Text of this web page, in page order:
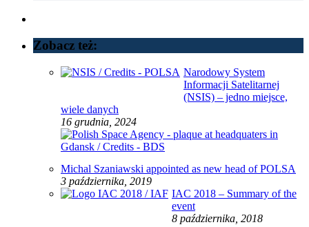
Zobacz też:
Narodowy System
Informacji Satelitarnej
(NSIS) – jedno miejsce,
wiele danych
16 grudnia, 2024
Michal Szaniawski appointed as new head of POLSA
3 października, 2019
IAC 2018 – Summary of the
event
8 października, 2018